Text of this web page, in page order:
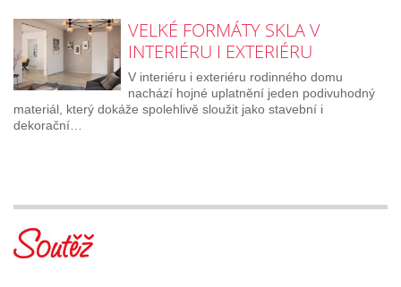
VELKÉ FORMÁTY SKLA V
INTERIÉRU I EXTERIÉRU
V interiéru i exteriéru rodinného domu
nachází hojné uplatnění jeden podivuhodný
materiál, který dokáže spolehlivě sloužit jako stavební i
dekorační…